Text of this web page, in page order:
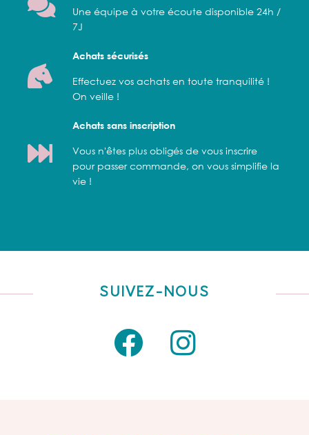
Une équipe à votre écoute disponible 24h /
7J
Achats sécurisés
Effectuez vos achats en toute tranquilité !
On veille !
Achats sans inscription
Vous n'êtes plus obligés de vous inscrire
pour passer commande, on vous simplifie la
vie !
SUIVEZ-NOUS